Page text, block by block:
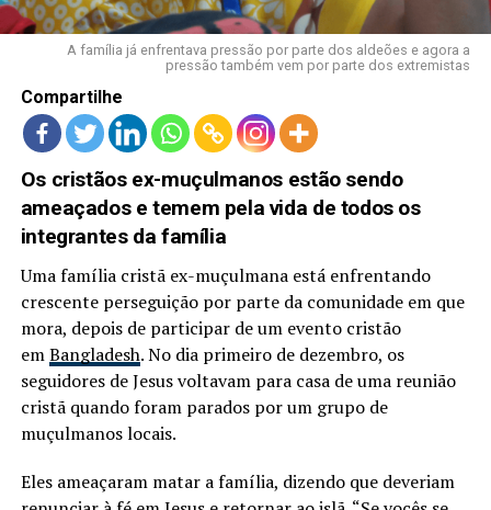
A família já enfrentava pressão por parte dos aldeões e agora a
pressão também vem por parte dos extremistas
Compartilhe
Os cristãos ex-muçulmanos estão sendo
ameaçados e temem pela vida de todos os
integrantes da família
Uma família cristã ex-muçulmana está enfrentando
crescente perseguição por parte da comunidade em que
mora, depois de participar de um evento cristão
emBangladesh. No dia primeiro de dezembro, os
seguidores de Jesus voltavam para casa de uma reunião
cristã quando foram parados por um grupo de
muçulmanos locais.
Eles ameaçaram matar a família, dizendo que deveriam